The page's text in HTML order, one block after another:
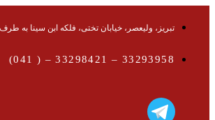
تبریز، ولیعصر، خیابان تختی، فلکه ابن سینا به
33293958 – 33298421 – ( 041)